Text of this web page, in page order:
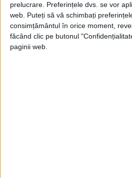
prelucrare. Preferințele dvs. se vor
web. Puteți să vă schimbați
consimțământul în orice moment,
făcând clic pe butonul
paginii web.